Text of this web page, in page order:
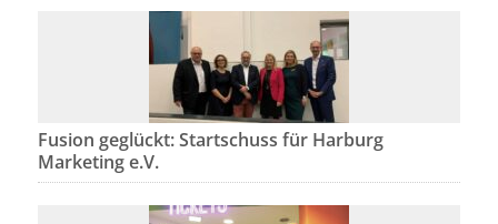
Fusion geglückt: Startschuss für Harburg
Marketing e.V.